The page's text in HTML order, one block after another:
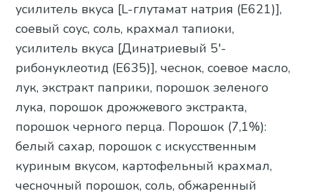
усилитель вкуса [L-глутамат натрия (E621)],
соевый соус, соль, крахмал тапиоки,
усилитель вкуса [Динатриевый 5'-
рибонуклеотид (E635)], чеснок, соевое масло,
лук, экстракт паприки, порошок зеленого
лука, порошок дрожжевого экстракта,
порошок черного перца. Порошок (7,1%):
белый сахар, порошок с искусственным
куриным вкусом, картофельный крахмал,
чесночный порошок, соль, обжаренный